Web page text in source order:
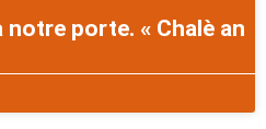
notre porte. « Chalè an